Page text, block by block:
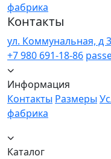
фабрика
Контакты
ул. Коммунальная, д
+7 980 691-18-86
Информация
Контакты Размеры
фабрика
Каталог